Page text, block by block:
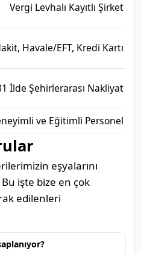
Vergi Levhalı Kayıtlı Şirket
Havale/EFT, Kredi Kartı
İlde Şehirlerarası Nakliyat
ve Eğitimli Personel
eşyalarını
işte bize en çok
edilenleri